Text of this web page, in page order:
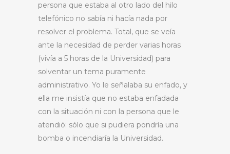
persona que estaba al otro lado del hilo
telefónico no sabía ni hacía nada por
resolver el problema. Total, que se veía
ante la necesidad de perder varias horas
(vivía a 5 horas de la Universidad) para
solventar un tema puramente
administrativo. Yo le señalaba su enfado, y
ella me insistía que no estaba enfadada
con la situación ni con la persona que le
atendió: sólo que si pudiera pondría una
bomba o incendiaría la Universidad.